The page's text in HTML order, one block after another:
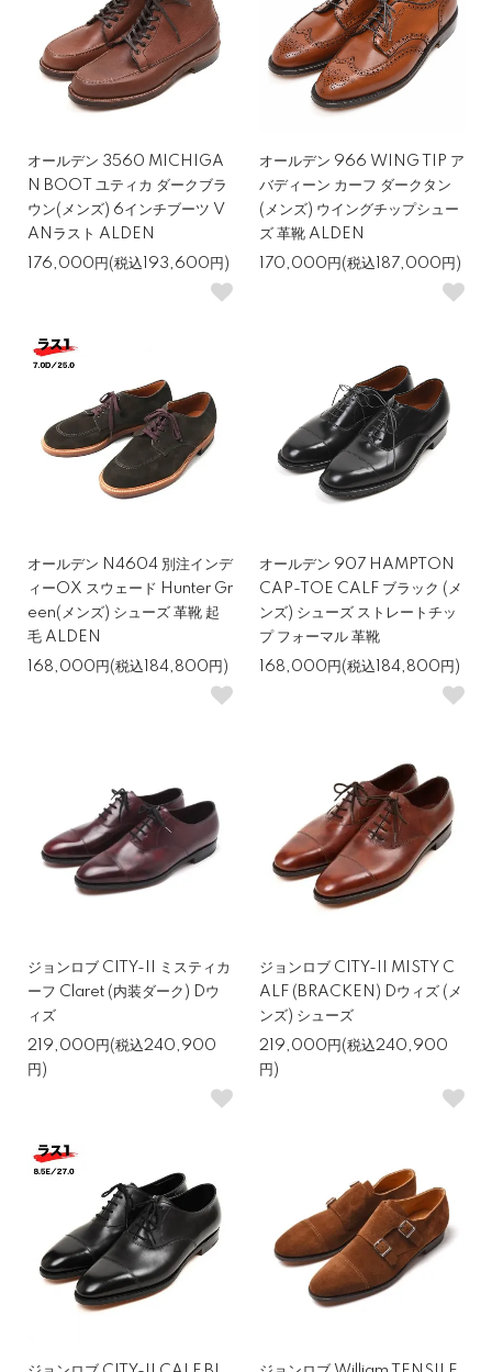
オールデン 3560 MICHIGA
N BOOT ユティカ ダークブラ
ウン(メンズ) 6インチブーツ V
ANラスト ALDEN
176,000円(税込193,600円)
オールデン 966 WING TIP ア
バディーン カーフ ダークタン
(メンズ) ウイングチップシュー
ズ 革靴 ALDEN
170,000円(税込187,000円)
オールデン N4604 別注インデ
ィーOX スウェード Hunter Gr
een(メンズ) シューズ 革靴 起
毛 ALDEN
168,000円(税込184,800円)
オールデン 907 HAMPTON
CAP-TOE CALF ブラック (メ
ンズ) シューズ ストレートチッ
プ フォーマル 革靴
168,000円(税込184,800円)
ジョンロブ CITY-II ミスティカ
ーフ Claret (内装ダーク) Dウ
ィズ
219,000円(税込240,900
円)
ジョンロブ CITY-II MISTY C
ALF (BRACKEN) Dウィズ (メ
ンズ) シューズ
219,000円(税込240,900
円)